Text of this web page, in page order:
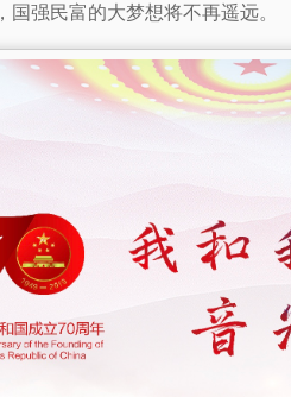
强民富的大梦想将不再遥远。